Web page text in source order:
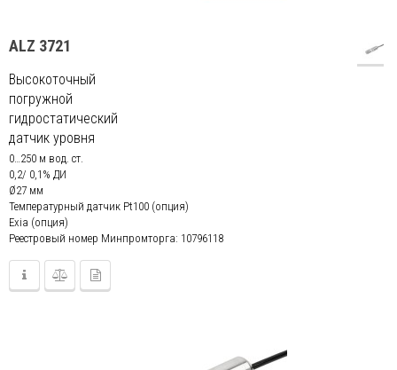
ALZ 3721
Высокоточный
погружной
гидростатический
датчик уровня
0…250 м вод. ст.
0,2/ 0,1% ДИ
Ø27 мм
Температурный датчик Pt100 (опция)
Exia (опция)
Реестровый номер Минпромторга: 10796118